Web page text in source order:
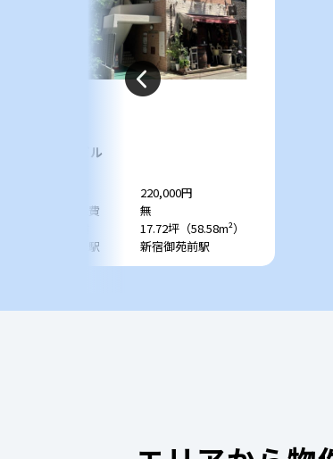
平ビル
220,000円
共益費
無
17.72坪（58.58m²）
最寄駅
新宿御苑前駅